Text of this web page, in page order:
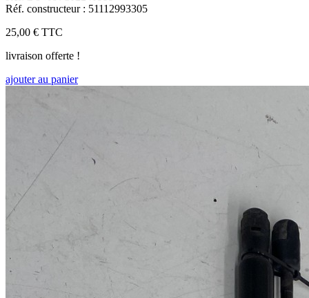
Réf. constructeur : 51112993305
25,00 € TTC
livraison offerte !
ajouter au panier